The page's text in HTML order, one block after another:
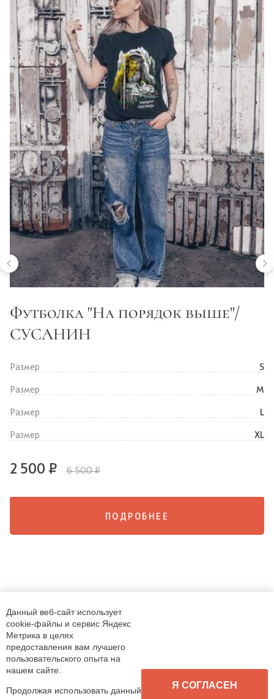
Футболка "На порядок выше"/
СУСАНИН
Размер S
Размер M
Размер L
Размер XL
2 500 ₽ 6 500 ₽
ПОДРОБНЕЕ
Данный веб-сайт использует
cookie-файлы и сервис Яндекс
Метрика в целях
предоставления вам лучшего
пользовательского опыта на
нашем сайте.
Продолжая использовать данный
Я СОГЛАСЕН